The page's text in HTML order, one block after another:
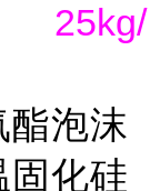
酯泡沫
固化硅